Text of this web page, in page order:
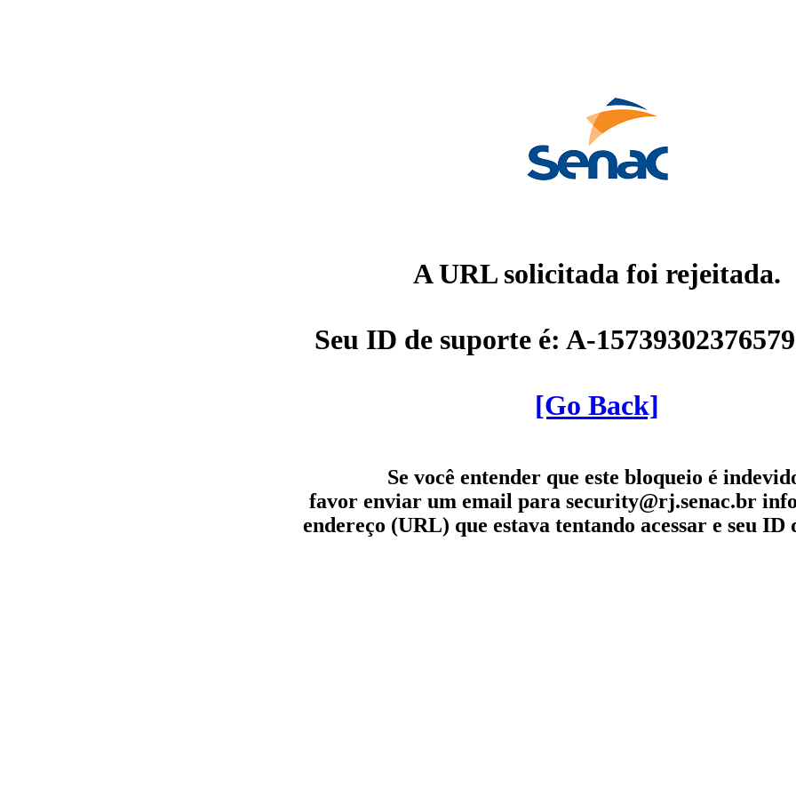
A URL solicitada foi rejeitada.
Seu ID de suporte é: A-
[Go Back]
Se você entender que este bloqueio é
favor enviar um email para security@rj.senac.br
endereço (URL) que estava tentando acessar e seu ID